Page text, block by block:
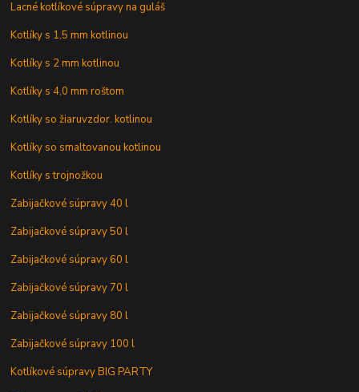
Lacné kotlíkové súpravy na guláš
Kotlíky s 1,5 mm kotlinou
Kotlíky s 2 mm kotlinou
Kotlíky s 4,0 mm roštom
Kotlíky so žiaruvzdor. kotlinou
Kotlíky so smaltovanou kotlinou
Kotlíky s trojnožkou
Zabijačkové súpravy 40 l
Zabijačkové súpravy 50 l
Zabijačkové súpravy 60 l
Zabijačkové súpravy 70 l
Zabijačkové súpravy 80 l
Zabijačkové súpravy 100 l
Kotlíkové súpravy BIG PARTY